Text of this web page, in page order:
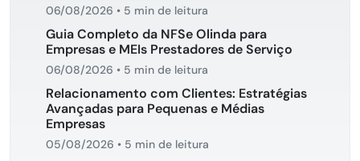
06/08/2026 • 5 min de leitura
Guia Completo da NFSe Olinda para
Empresas e MEIs Prestadores de Serviço
06/08/2026 • 5 min de leitura
Relacionamento com Clientes: Estratégias
Avançadas para Pequenas e Médias
Empresas
05/08/2026 • 5 min de leitura